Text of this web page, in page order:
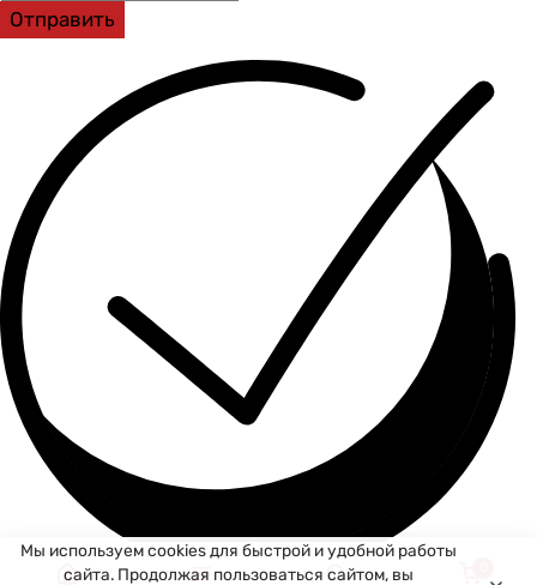
Мы используем cookies для быстрой и удобной работы
сайта. Продолжая пользоваться сайтом, вы
Отправить